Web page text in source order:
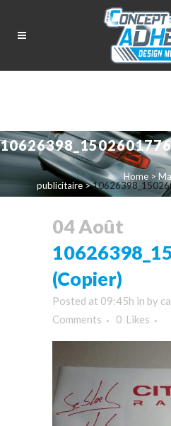
Home >
publicitaire>
04 Août
(Copier)
Posted at 09:45h in by
Comments
0 Likes